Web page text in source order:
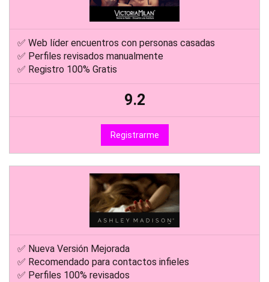
✅ Web líder encuentros con personas casadas
✅ Perfiles revisados manualmente
✅ Registro 100% Gratis
9.2
Registrarme
✅ Nueva Versión Mejorada
✅ Recomendado para contactos infieles
✅ Perfiles 100% revisados